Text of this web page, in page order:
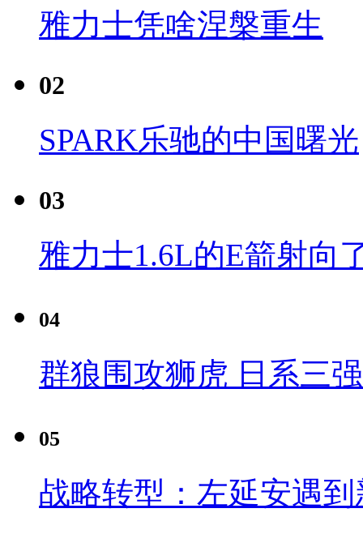
雅力士凭啥涅槃重生
02
SPARK乐驰的中国曙光
03
雅力士1.6L的E箭射向
04
群狼围攻狮虎 日系三
05
战略转型：左延安遇